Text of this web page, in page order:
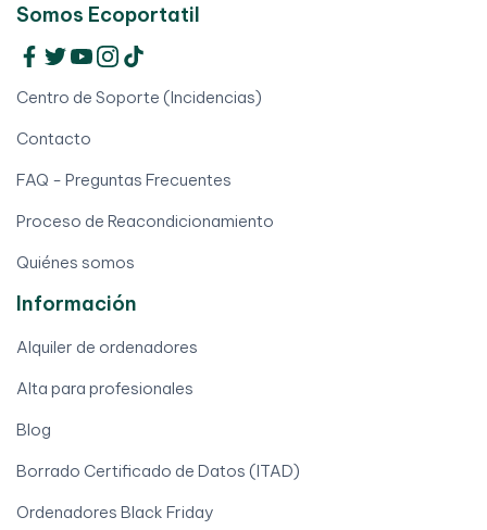
Somos Ecoportatil
Centro de Soporte (Incidencias)
Contacto
FAQ - Preguntas Frecuentes
Proceso de Reacondicionamiento
Quiénes somos
Información
Alquiler de ordenadores
Alta para profesionales
Blog
Borrado Certificado de Datos (ITAD)
Ordenadores Black Friday